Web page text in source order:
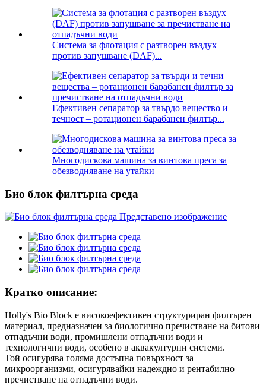
Система за флотация с разтворен въздух
против запушване (DAF)...
Ефективен сепаратор за твърдо вещество и
течност – ротационен барабанен филтър...
Многодискова машина за винтова преса за
обезводняване на утайки
Био блок филтърна среда
Кратко описание:
Holly's Bio Block е високоефективен структуриран филтърен
материал, предназначен за биологично пречистване на битови
отпадъчни води, промишлени отпадъчни води и
технологични води, особено в аквакултурни системи.
Той осигурява голяма достъпна повърхност за
микроорганизми, осигурявайки надеждно и рентабилно
пречистване на отпадъчни води.